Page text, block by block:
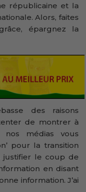
républicaine et la
Alors, faites
épargnez la
des raisons
de montrer à
médias vous
pour la transition
justifier le coup de
en disant
information. J’ai